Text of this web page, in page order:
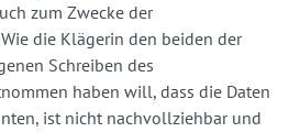
zum Zwecke der
die Klägerin den beiden der
Schreiben des
haben will, dass die Daten
ist nicht nachvollziehbar und